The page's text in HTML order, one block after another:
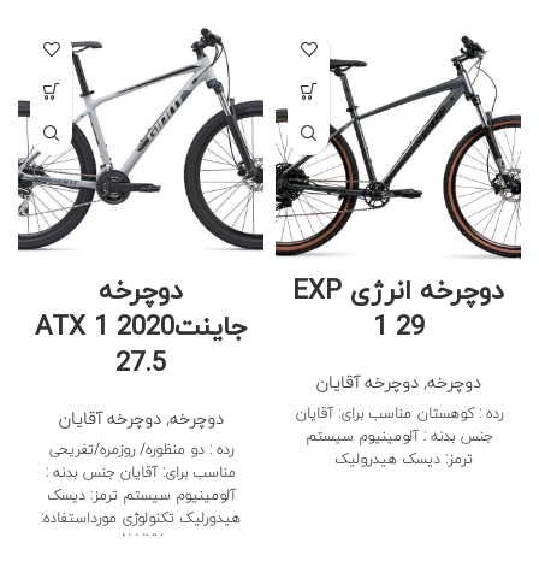
دوچرخه انرژی EXP
1 29
دوچرخه, دوچرخه آقایان
رده : کوهستان مناسب برای: آقایان
جنس بدنه : آلومینیوم سیستم
ترمز: دیسک هیدرولیک
دوچرخه
جاینت2020 ATX 1
27.5
دوچرخه, دوچرخه آقایان
رده : دو منظوره/ روزمره/تفریحی
مناسب برای: آقایان جنس بدنه :
آلومینیوم سیستم ترمز: دیسک
هیدورلیک تکنولوژی مورداستفاده:
ALUXX